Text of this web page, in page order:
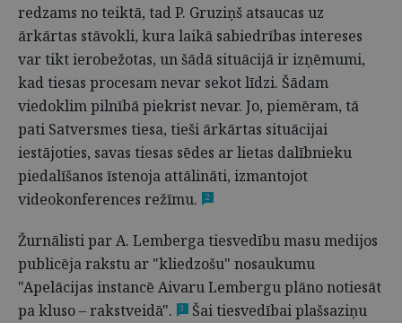
redzams no teiktā, tad P. Gruziņš atsaucas uz
ārkārtas stāvokli, kura laikā sabiedrības intereses
var tikt ierobežotas, un šādā situācijā ir izņēmumi,
kad tiesas procesam nevar sekot līdzi. Šādam
viedoklim pilnībā piekrist nevar. Jo, piemēram, tā
pati Satversmes tiesa, tieši ārkārtas situācijai
iestājoties, savas tiesas sēdes ar lietas dalībnieku
piedalīšanos īstenoja attālināti, izmantojot
videokonferences režīmu.
2
Žurnālisti par A. Lemberga tiesvedību masu medijos
publicēja rakstu ar "kliedzošu" nosaukumu
"Apelācijas instancē Aivaru Lembergu plāno notiesāt
pa kluso – rakstveidā".
3
Šai tiesvedībai plašsaziņu